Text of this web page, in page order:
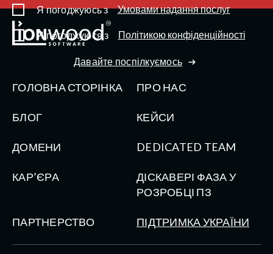
Я погоджуюсь з Умовами надання послуг
Я погоджуюся з Політикою конфіденційності
Давайте поспілкуємось
ГОЛОВНА СТОРІНКА ПРО НАС
БЛОГ КЕЙСИ
ДОМЕНИ DEDICATED TEAM
КАР’ЄРА
ДІСКАВЕРІ ФАЗА У
РОЗРОБЦІ ПЗ
ПАРТНЕРСТВО ПІДТРИМКА УКРАЇНИ